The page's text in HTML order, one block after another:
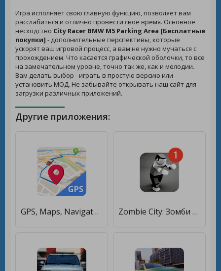
Игра исполняет свою главную функцию, позволяет вам
расслабиться и отлично провести свое время. Основное
несходство City Racer BMW M5 Parking Area [Бесплатные
покупки] - дополнительные перспективы, которые
ускорят ваш игровой процесс, а вам не нужно мучаться с
прохождением. Что касается графической оболочки, то все
на замечательном уровне, точно так же, как и мелодии.
Вам делать выбор - играть в простую версию или
установить МОД. Не забывайте открывать наш сайт для
загрузки различных приложений.
Другие приложения:
GPS, Maps, Navigate, Traffic & Area Calculating [Premium] Zombie City: Зомби Апокалипсис [Бесплатные покупки]